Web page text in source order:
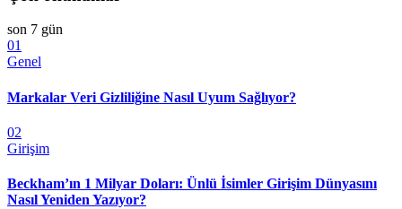
son 7 gün
01
Genel
Markalar Veri Gizliliğine Nasıl Uyum Sağlıyor?
02
Girişim
Beckham’ın 1 Milyar Doları: Ünlü İsimler Girişim Dünyasını
Nasıl Yeniden Yazıyor?